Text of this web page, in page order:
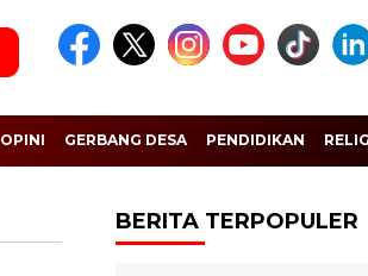
OPINI GERBANG DESA PENDIDIKAN
BERITA TERPOPULER